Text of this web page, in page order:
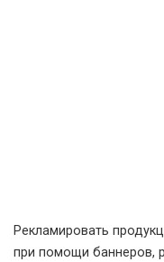
Рекламировать
при помощи баннеров,